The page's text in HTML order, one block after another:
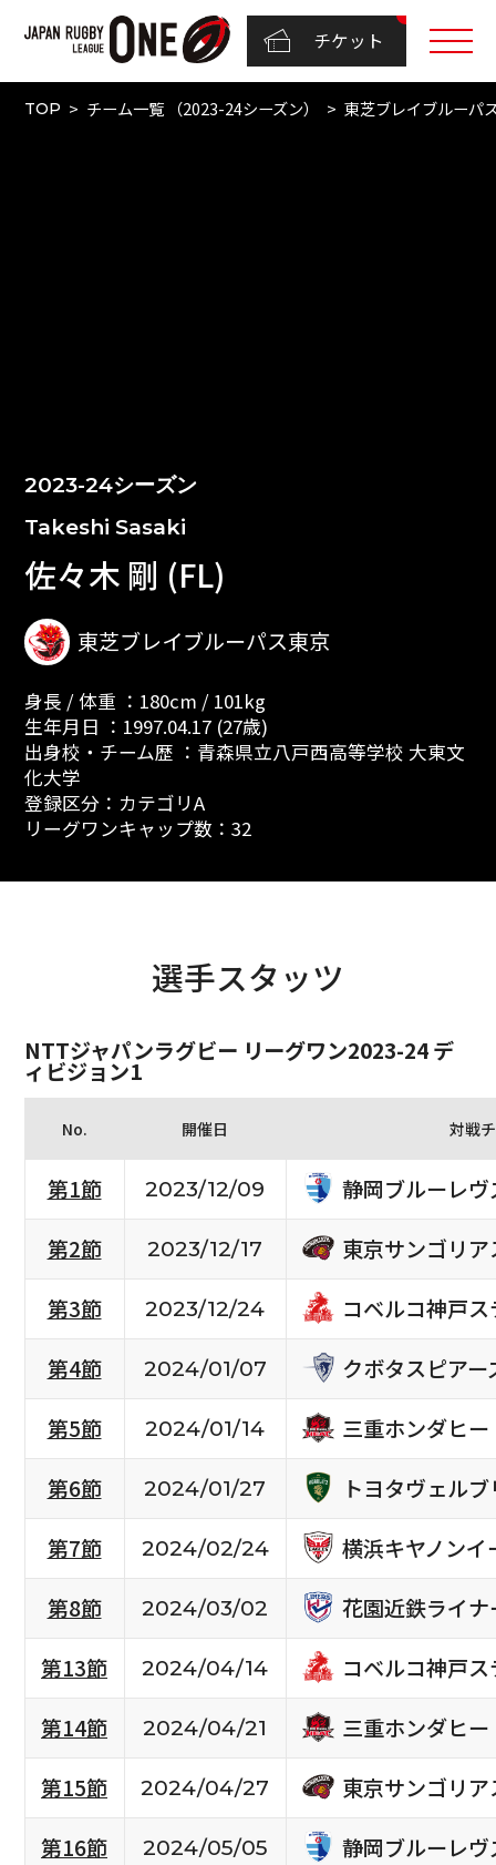
チケット
TOP チーム一覧 （2023-24シーズン） 東芝ブレイブルーパ
2023-24シーズン
Takeshi Sasaki
佐々木 剛 (FL)
東芝ブレイブルーパス東京
身長 / 体重 ：180cm / 101kg
生年月日 ：1997.04.17 (27歳)
出身校・チーム歴 ：青森県立八戸西高等学校 大東文
化大学
登録区分：カテゴリA
リーグワンキャップ数：32
選手スタッツ
NTTジャパンラグビー リーグワン2023-24 デ
ィビジョン1
No. 開催日 対戦
第1節 2023/12/09
静岡ブルーレヴ
第2節
2023/12/17
東京サンゴリア
第3節
2023/12/24
コベルコ神戸
第4節
2024/01/07
クボタスピア
第5節
2024/01/14
三重ホンダヒー
第6節
2024/01/27
トヨタヴェル
第7節
2024/02/24
横浜キヤノンイ
第8節
2024/03/02
花園近鉄ライナ
第13節
2024/04/14
コベルコ神戸
第14節
2024/04/21
三重ホンダヒー
第15節
2024/04/27
東京サンゴリア
第16節
2024/05/05 静岡ブルーレヴ